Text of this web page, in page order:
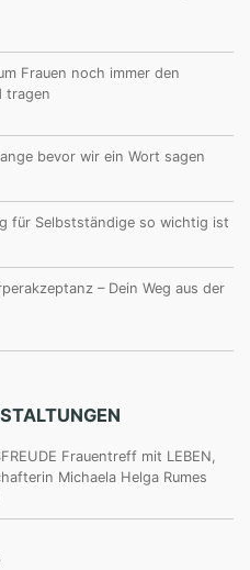
Frauen noch immer den
tragen
bevor wir ein Wort sagen
für Selbstständige so wichtig ist
– Dein Weg aus der
Frauentreff mit LEBEN,
Michaela Helga Rumes